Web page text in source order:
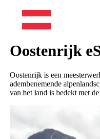
Oostenrijk
Oostenrijk is een
adembenemende
van het land is bedekt met